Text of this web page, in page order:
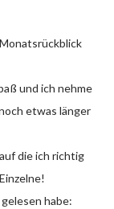
etwas länger
gelesen habe: